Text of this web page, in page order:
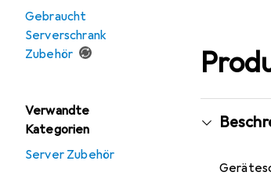
Gebraucht
Serverschrank
Zubehör
Verwandte
Kategorien
Server Zubehör